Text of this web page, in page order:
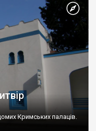
Кримських палаців.